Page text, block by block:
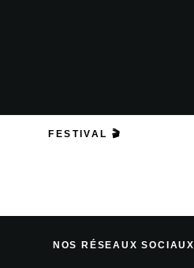
FESTIVAL 🎬
NOS RÉSEAUX SOCIAUX